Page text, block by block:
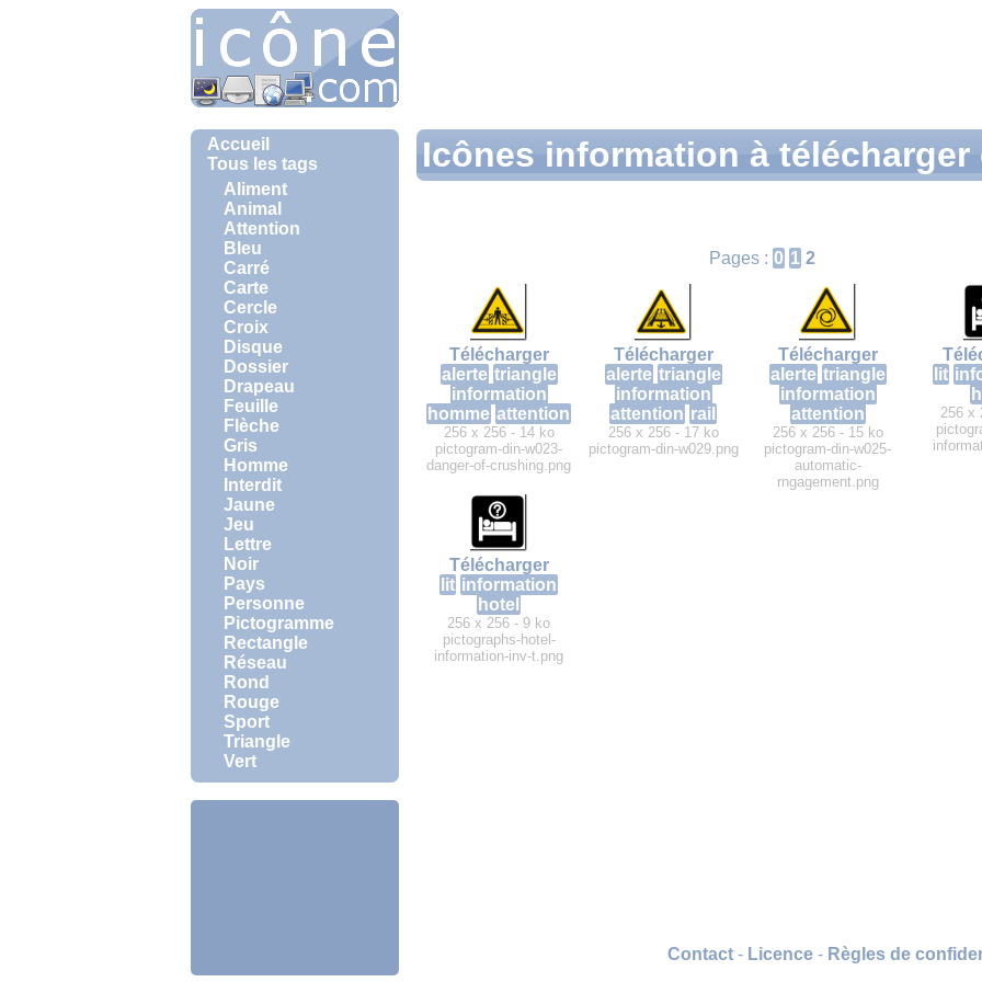
Accueil
Tous les tags
Aliment
Animal
Attention
Bleu
Carré
Carte
Cercle
Croix
Disque
Dossier
Drapeau
Feuille
Flèche
Gris
Homme
Interdit
Jaune
Jeu
Lettre
Noir
Pays
Personne
Pictogramme
Rectangle
Réseau
Rond
Rouge
Sport
Triangle
Vert
Icônes information à
Pages : 0 1 2
Télécharger
alerte triangle
information
homme attention
256 x 256 - 14 ko
pictogram-din-w023-
danger-of-crushing.png
Télécharger
alerte triangle
information
attention rail
256 x 256 - 17 ko
pictogram-din-w029.png
Télécharger
alerte triangle
information
attention
256 x 256 - 15 ko
pictogram-din-w025-
automatic-
rngagement.png
lit
256 x
Télécharger
lit information
hotel
256 x 256 - 9 ko
pictographs-hotel-
information-inv-t.png
Contact- Licence- Règles de